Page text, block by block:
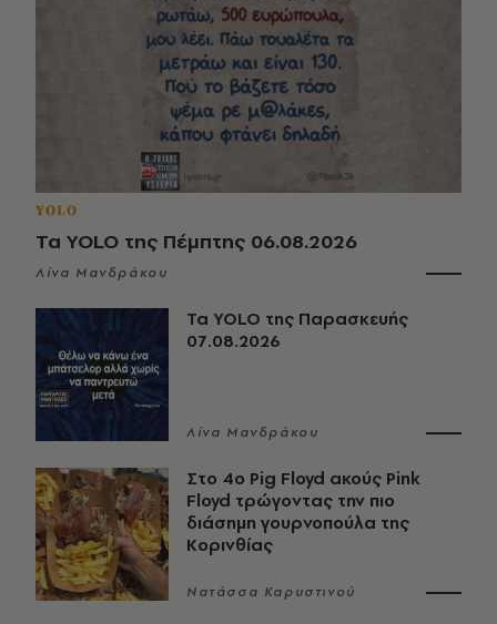
YOLO
Τα YOLO της Πέμπτης 06.08.2026
Λίνα Μανδράκου
Τα YOLO της Παρασκευής
07.08.2026
Λίνα Μανδράκου
Στο 4ο Pig Floyd ακούς Pink
Floyd τρώγοντας την πιο
διάσημη γουρνοπούλα της
Κορινθίας
Νατάσσα Καρυστινού